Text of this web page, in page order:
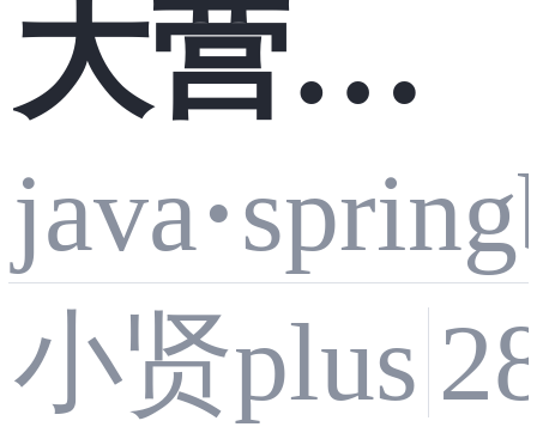
——打
款记录
大营销
平台
java·
小贤plus